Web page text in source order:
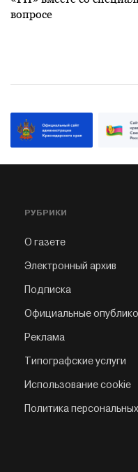
вопросе
РУБРИКИ
О газете
Электронный архив
Подписка
Официальные
Реклама
Типографские услуги
Использование cookie
Политика